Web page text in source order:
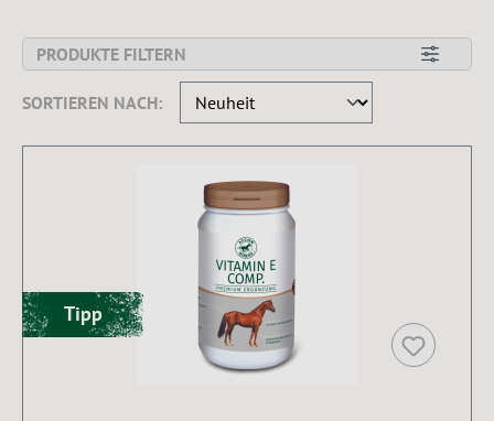
PRODUKTE FILTERN
SORTIEREN NACH:
Tipp